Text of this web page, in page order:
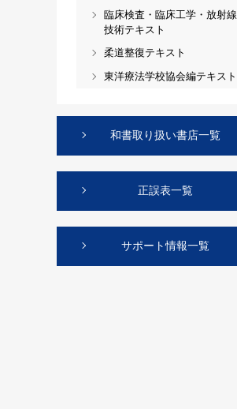
臨床検査・臨床工学・放射線
技術テキスト
柔道整復テキスト
東洋療法学校協会編テキスト
和書取り扱い書店一覧
正誤表一覧
サポート情報一覧